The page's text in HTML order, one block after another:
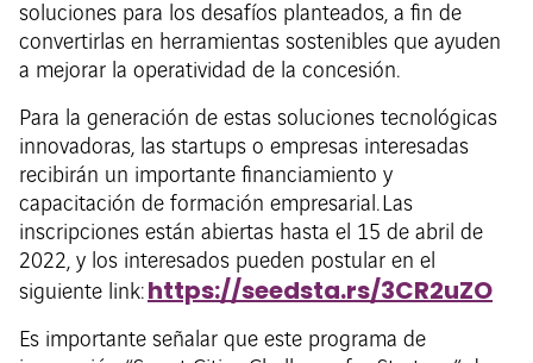
soluciones para los desafíos planteados, a fin de
convertirlas en herramientas sostenibles que ayuden
a mejorar la operatividad de la concesión.
Para la generación de estas soluciones tecnológicas
innovadoras, las startups o empresas interesadas
recibirán un importante financiamiento y
capacitación de formación empresarial. Las
inscripciones están abiertas hasta el 15 de abril de
2022, y los interesados pueden postular en el
siguiente link: https://seedsta.rs/3CR2uZO
Es importante señalar que este programa de